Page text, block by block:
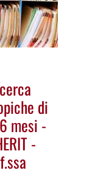
di
mesi -
-